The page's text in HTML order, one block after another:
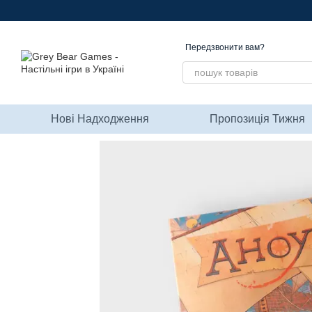
Передзвонити вам?
Нові Надходження Пропозиція Тижня